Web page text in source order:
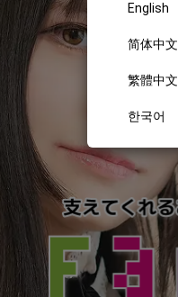
English
简体中文
繁體中文
한국어